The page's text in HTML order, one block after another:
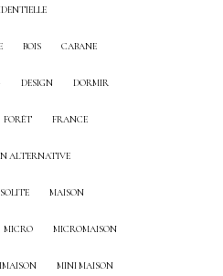
BOIS CABANE
DESIGN DORMIR
FORÊT FRANCE
ALTERNATIVE
MAISON
MICRO MICROMAISON
MINI MAISON